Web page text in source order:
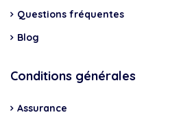
Questions fréquentes
Blog
Conditions générales
Assurance